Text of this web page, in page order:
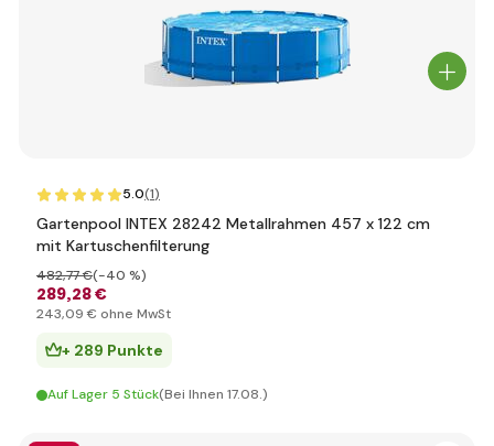
5.0(1)
Gartenpool INTEX 28242 Metallrahmen 457 x 122 cm
mit Kartuschenfilterung
289,28 €
482,77 €(-40 %)
243,09 € ohne MwSt
+ 289 Punkte
Auf Lager 5 Stück(Bei Ihnen 17.08.)